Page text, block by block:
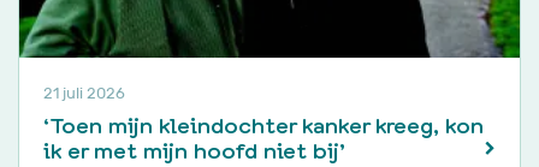
21 juli 2026
‘Toen mijn kleindochter kanker kreeg, kon
ik er met mijn hoofd niet bij’